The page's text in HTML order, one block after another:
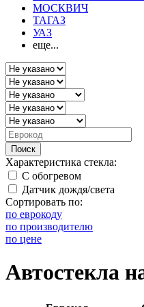
МОСКВИЧ
ТАГАЗ
УАЗ
еще...
Поиск
Характеристика стекла:
С обогревом
Датчик дождя/света
Сортировать по:
по еврокоду
по производителю
по цене
Автостекла